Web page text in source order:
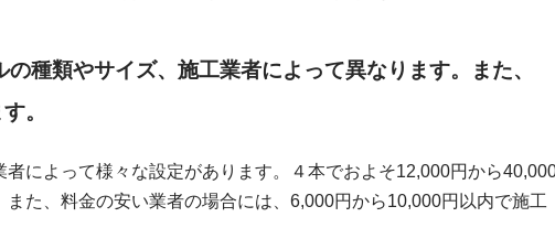
種類やサイズ、施工業者によって異なります。また、
。
によって様々な設定があります。４本でおよそ12,000円から
た、料金の安い業者の場合には、6,000円から10,000円以内で施工